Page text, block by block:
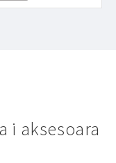
i aksesoara